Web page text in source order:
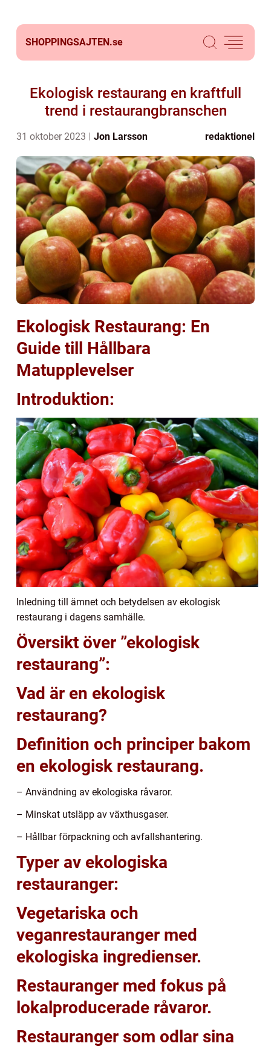
SHOPPINGSAJTEN.se
Ekologisk restaurang en kraftfull
trend i restaurangbranschen
31 oktober 2023 Jon Larsson redaktionel
Ekologisk Restaurang: En
Guide till Hållbara
Matupplevelser
Introduktion:
Inledning till ämnet och betydelsen av ekologisk
restaurang i dagens samhälle.
Översikt över ”ekologisk
restaurang”:
Vad är en ekologisk
restaurang?
Definition och principer bakom
en ekologisk restaurang.
– Användning av ekologiska råvaror.
– Minskat utsläpp av växthusgaser.
– Hållbar förpackning och avfallshantering.
Typer av ekologiska
restauranger:
Vegetariska och
veganrestauranger med
ekologiska ingredienser.
Restauranger med fokus på
lokalproducerade råvaror.
Restauranger som odlar sina